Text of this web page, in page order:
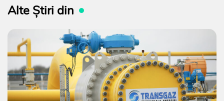
Alte Știri din